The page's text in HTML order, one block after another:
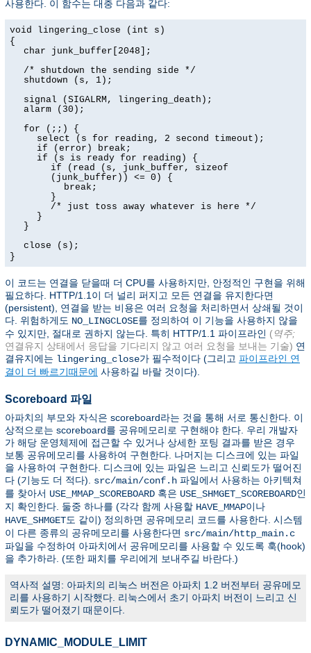
사용한다. 이 함수는 대충 다음과 같다:
void lingering_close (int s)
{
char junk_buffer[2048];
/* shutdown the sending side */
shutdown (s, 1);
signal (SIGALRM, lingering_death);
alarm (30);
for (;;) {
select (s for reading, 2 second timeout);
if (error) break;
if (s is ready for reading) {
if (read (s, junk_buffer, sizeof
(junk_buffer)) <= 0) {
break;
}
/* just toss away whatever is here */
}
}
close (s);
}
이 코드는 연결을 닫을때 더 CPU를 사용하지만, 안정적인 구현을 위해
필요하다. HTTP/1.1이 더 널리 퍼지고 모든 연결을 유지한다면
(persistent), 연결을 받는 비용은 여러 요청을 처리하면서 상쇄될 것이
다. 위험하게도 NO_LINGCLOSE를 정의하여 이 기능을 사용하지 않을
수 있지만, 절대로 권하지 않는다. 특히 HTTP/1.1 파이프라인 (역주;
연결유지 상태에서 응답을 기다리지 않고 여러 요청을 보내는 기술) 연
결유지에는 lingering_close가 필수적이다 (그리고 파이프라인 연
결이 더 빠르기때문에 사용하길 바랄 것이다).
Scoreboard 파일
아파치의 부모와 자식은 scoreboard라는 것을 통해 서로 통신한다. 이
상적으로는 scoreboard를 공유메모리로 구현해야 한다. 우리 개발자
가 해당 운영체제에 접근할 수 있거나 상세한 포팅 결과를 받은 경우
보통 공유메모리를 사용하여 구현한다. 나머지는 디스크에 있는 파일
을 사용하여 구현한다. 디스크에 있는 파일은 느리고 신뢰도가 떨어진
다 (기능도 더 적다). src/main/conf.h 파일에서 사용하는 아키텍쳐
를 찾아서 USE_MMAP_SCOREBOARD 혹은 USE_SHMGET_SCOREBOARD인
지 확인한다. 둘중 하나를 (각각 함께 사용할 HAVE_MMAP이나
HAVE_SHMGET도 같이) 정의하면 공유메모리 코드를 사용한다. 시스템
이 다른 종류의 공유메모리를 사용한다면 src/main/http_main.c
파일을 수정하여 아파치에서 공유메모리를 사용할 수 있도록 훅(hook)
을 추가하라. (또한 패치를 우리에게 보내주길 바란다.)
역사적 설명: 아파치의 리눅스 버전은 아파치 1.2 버전부터 공유메모
리를 사용하기 시작했다. 리눅스에서 초기 아파치 버전이 느리고 신
뢰도가 떨어졌기 때문이다.
DYNAMIC_MODULE_LIMIT